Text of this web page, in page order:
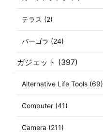
テラス (2)
パーゴラ (24)
ガジェット (397)
Alternative Life Tools (69)
Computer (41)
Camera (211)